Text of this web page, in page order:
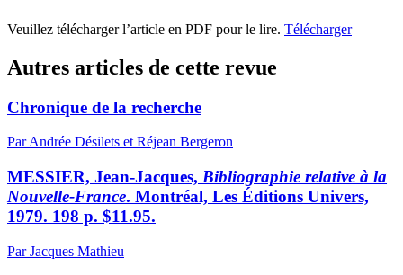
Veuillez télécharger l’article en PDF pour le lire. Télécharger
Autres articles de cette revue
Chronique de la recherche
Par Andrée Désilets et Réjean Bergeron
MESSIER, Jean-Jacques, Bibliographie relative à la
Nouvelle-France. Montréal, Les Éditions Univers,
1979. 198 p. $11.95.
Par Jacques Mathieu